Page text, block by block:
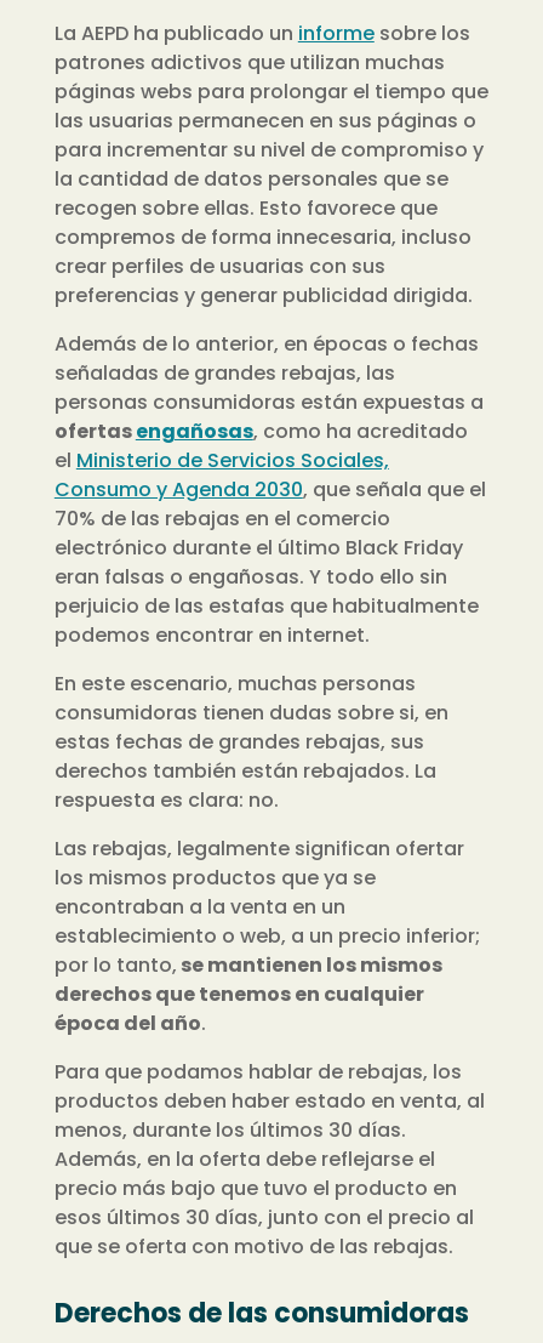
La AEPD ha publicado un informesobre los
patrones adictivos que utilizan muchas
páginas webs para prolongar el tiempo que
las usuarias permanecen en sus páginas o
para incrementar su nivel de compromiso y
la cantidad de datos personales que se
recogen sobre ellas. Esto favorece que
compremos de forma innecesaria, incluso
crear perfiles de usuarias con sus
preferencias y generar publicidad dirigida.
Además de lo anterior, en épocas o fechas
señaladas de grandes rebajas, las
personas consumidoras están expuestas a
ofertasengañosas, como ha acreditado
el Ministerio de Servicios Sociales,
Consumo y Agenda 2030, que señala que el
70% de las rebajas en el comercio
electrónico durante el último Black Friday
eran falsas o engañosas. Y todo ello sin
perjuicio de las estafas que habitualmente
podemos encontrar en internet.
En este escenario, muchas personas
consumidoras tienen dudas sobre si, en
estas fechas de grandes rebajas, sus
derechos también están rebajados. La
respuesta es clara: no.
Las rebajas, legalmente significan ofertar
los mismos productos que ya se
encontraban a la venta en un
establecimiento o web, a un precio inferior;
por lo tanto, se mantienen los mismos
derechos que tenemos en cualquier
época del año.
Para que podamos hablar de rebajas, los
productos deben haber estado en venta, al
menos, durante los últimos 30 días.
Además, en la oferta debe reflejarse el
precio más bajo que tuvo el producto en
esos últimos 30 días, junto con el precio al
que se oferta con motivo de las rebajas.
Derechos de las consumidoras